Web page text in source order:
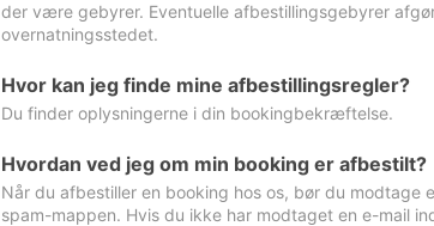
der være gebyrer. Eventuelle afbestillingsgebyrer
overnatningsstedet.
Hvor kan jeg finde mine afbestillingsregler?
Du finder oplysningerne i din bookingbekræftelse.
Hvordan ved jeg om min booking er afbestilt?
Når du afbestiller en booking hos os, bør du
spam-mappen. Hvis du ikke har modtaget en e-mail